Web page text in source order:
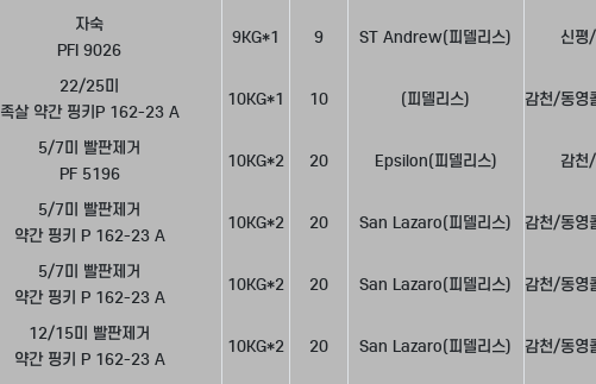
자숙
PFI 9026
9KG*1 9 ST Andrew(피델리스) 신평
22/25미
족살 약간 핑키P 162-23 A
10KG*1 10 (피델리스) 감천/동영
5/7미 빨판제거
PF 5196
10KG*2 20 Epsilon(피델리스) 감천
5/7미 빨판제거
약간 핑키 P 162-23 A
10KG*2 20 San Lazaro(피델리스) 감천/동영
5/7미 빨판제거
약간 핑키 P 162-23 A
10KG*2 20 San Lazaro(피델리스) 감천/동영
12/15미 빨판제거
약간 핑키 P 162-23 A
10KG*2 20 San Lazaro(피델리스) 감천/동영